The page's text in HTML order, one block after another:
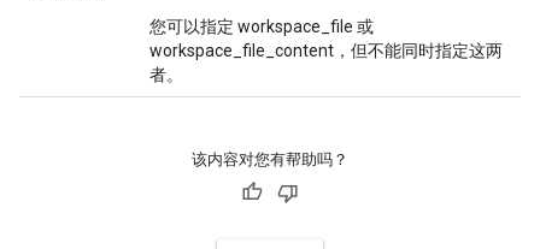
您可以指定 workspace_file 或
workspace_file_content，但不能同时指定这两
者。
该内容对您有帮助吗？